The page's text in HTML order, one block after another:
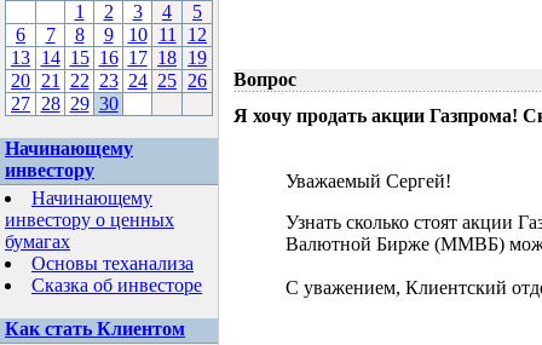
1
2 3 4
5
6
7 8 9 10 11
12
13 14 15 16 17 18 19
20 21 22 23 24 25 26
27 28 29 30
Начинающему
инвестору
Начинающему
инвестору о ценных
бумагах
Основы теханализа
Сказка об инвесторе
Как стать Клиентом
Вопрос
Я хочу продать акции Газпрома!
Уважаемый Сергей!
Узнать сколько стоят акции
Валютной Бирже (ММВБ)
С уважением, Клиентский